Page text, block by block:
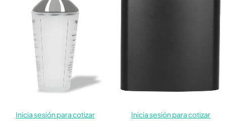
Inicia sesión para cotizar
Inicia sesión para cotizar